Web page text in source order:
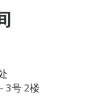
3号 2楼